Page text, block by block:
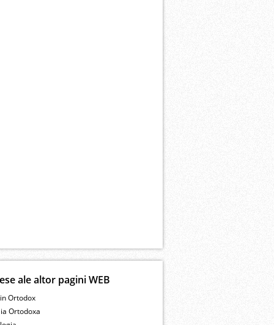
ale altor pagini WEB
Ortodox
Ortodoxa